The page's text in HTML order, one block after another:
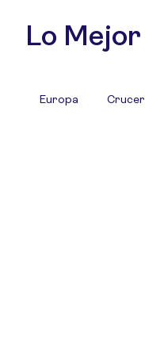
Lo
Europa